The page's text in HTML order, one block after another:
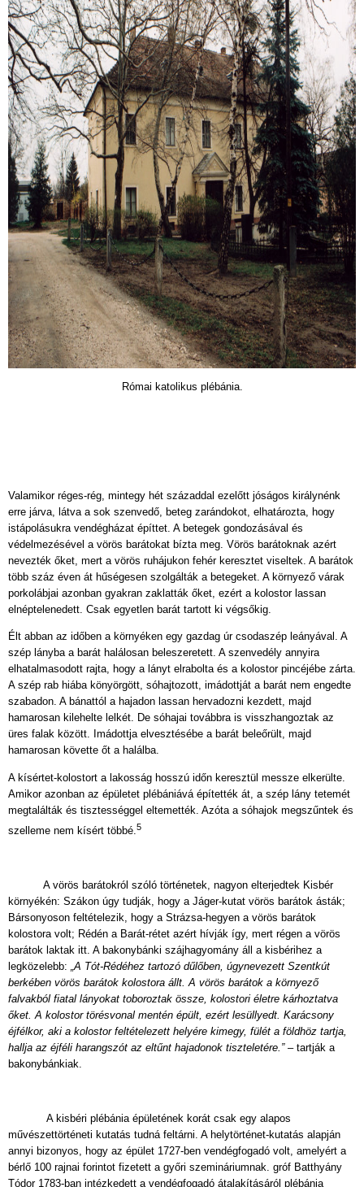
Római katolikus plébánia.
Valamikor réges-rég, mintegy hét századdal ezelőtt jóságos királynénk
erre járva, látva a sok szenvedő, beteg zarándokot, elhatározta, hogy
istápolásukra vendégházat építtet. A betegek gondozásával és
védelmezésével a vörös barátokat bízta meg. Vörös barátoknak azért
nevezték őket, mert a vörös ruhájukon fehér keresztet viseltek. A barátok
több száz éven át hűségesen szolgálták a betegeket. A környező várak
porkolábjai azonban gyakran zaklatták őket, ezért a kolostor lassan
elnéptelenedett. Csak egyetlen barát tartott ki végsőkig.
Élt abban az időben a környéken egy gazdag úr csodaszép leányával. A
szép lányba a barát halálosan beleszeretett. A szenvedély annyira
elhatalmasodott rajta, hogy a lányt elrabolta és a kolostor pincéjébe zárta.
A szép rab hiába könyörgött, sóhajtozott, imádottját a barát nem engedte
szabadon. A bánattól a hajadon lassan hervadozni kezdett, majd
hamarosan kilehelte lelkét. De sóhajai továbbra is visszhangoztak az
üres falak között. Imádottja elvesztésébe a barát beleőrült, majd
hamarosan követte őt a halálba.
A kísértet-kolostort a lakosság hosszú időn keresztül messze elkerülte.
Amikor azonban az épületet plébániává építették át, a szép lány tetemét
megtalálták és tisztességgel eltemették. Azóta a sóhajok megszűntek és
szelleme nem kísért többé.5
A vörös barátokról szóló történetek, nagyon elterjedtek Kisbér
környékén: Szákon úgy tudják, hogy a Jáger-kutat vörös barátok ásták;
Bársonyoson feltételezik, hogy a Strázsa-hegyen a vörös barátok
kolostora volt; Rédén a Barát-rétet azért hívják így, mert régen a vörös
barátok laktak itt. A bakonybánki szájhagyomány áll a kisbérihez a
legközelebb: „A Tót-Rédéhez tartozó dűlőben, úgynevezett Szentkút
berkében vörös barátok kolostora állt. A vörös barátok a környező
falvakból fiatal lányokat toboroztak össze, kolostori életre kárhoztatva
őket. A kolostor törésvonal mentén épült, ezért lesüllyedt. Karácsony
éjfélkor, aki a kolostor feltételezett helyére kimegy, fülét a földhöz tartja,
hallja az éjféli harangszót az eltűnt hajadonok tiszteletére.” – tartják a
bakonybánkiak.
A kisbéri plébánia épületének korát csak egy alapos
művészettörténeti kutatás tudná feltárni. A helytörténet-kutatás alapján
annyi bizonyos, hogy az épület 1727-ben vendégfogadó volt, amelyért a
bérlő 100 rajnai forintot fizetett a győri szemináriumnak. gróf Batthyány
Tódor 1783-ban intézkedett a vendégfogadó átalakításáról plébánia